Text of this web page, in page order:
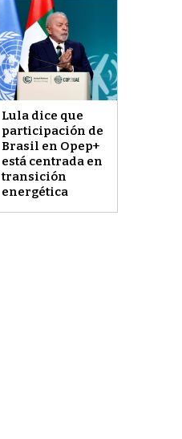
Lula dice que
participación de
Brasil en Opep+
está centrada en
transición
energética